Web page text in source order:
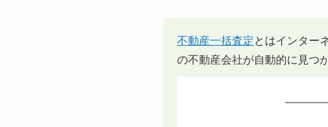
不動産一括査定とはインター
の不動産会社が自動的に見つ